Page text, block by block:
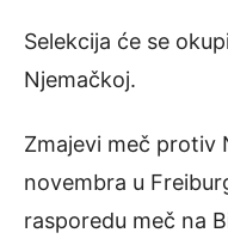
Selekcija će se
Njemačkoj.
Zmajevi meč protiv
novembra u
rasporedu meč na